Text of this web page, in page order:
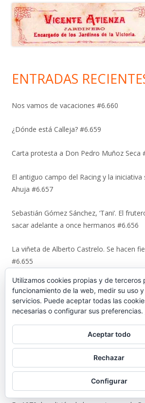
ENTRADAS
Nos vamos de vacaciones #6.660
¿Dónde está Calleja? #6.659
Carta protesta a Don Pedro Muñoz Seca
El antiguo campo del Racing y la iniciativa
Ahuja #6.657
Sebastián Gómez Sánchez, ‘Tani’. El
sacar adelante a once hermanos #6.656
La viñeta de Alberto Castrelo. Se hacen
#6.655
Cuando «el Pavirri» llevaba a El Puerto en
Luis Suárez Ávila y Pepita Lena: una
Urbaluz, cuando El Puerto se vistió la
Los últimos coletazos de una enseñanza
Utilizamos cookies propias y de terceros
funcionamiento de la web, medir su uso
servicios. Puede aceptar todas las
necesarias o configurar sus preferencias.
Aceptar todo
Rechazar
Configurar